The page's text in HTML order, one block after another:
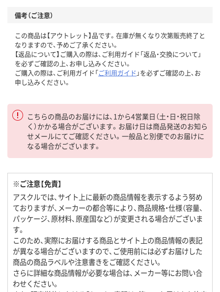
備考（ご注意）
この商品は【アウトレット】品です。在庫が無くなり次第販売終了と
なりますので、予めご了承ください。
【返品について】ご購入の際は、ご利用ガイド「返品・交換について」
を必ずご確認の上、お申し込みください。
ご購入の際は、ご利用ガイド「ご利用ガイド 」を必ずご確認の上、お
申し込みください。
こちらの商品のお届けには、1から4営業日（土・日・祝日除
く）かかる場合がございます。お届け日は商品発送のお知ら
せメールにてご確認ください。一般品と別便でのお届けに
なる場合がございます。
※ご注意【免責】
アスクルでは、サイト上に最新の商品情報を表示するよう努め
ておりますが、メーカーの都合等により、商品規格・仕様（容量、
パッケージ、原材料、原産国など）が変更される場合がございま
す。
このため、実際にお届けする商品とサイト上の商品情報の表記
が異なる場合がございますので、ご使用前には必ずお届けした
商品の商品ラベルや注意書きをご確認ください。
さらに詳細な商品情報が必要な場合は、メーカー等にお問い合
わせください。